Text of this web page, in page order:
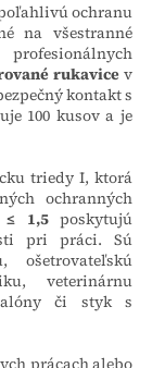
ochranu
na všestranné
rukavice v
kontakt s
100 kusov a je
triedy I, ktorá
ochranných
≤ 1,5poskytujú
pri práci. Sú
ošetrovateľskú
veterinárnu
či styk s